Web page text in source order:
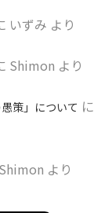
いずみ より
Shimon より
策」について に
Shimon より